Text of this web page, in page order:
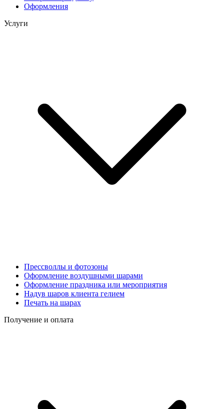
Оформления
Услуги
Прессволлы и фотозоны
Оформление воздушными шарами
Оформление праздника или мероприятия
Надув шаров клиента гелием
Печать на шарах
Получение и оплата